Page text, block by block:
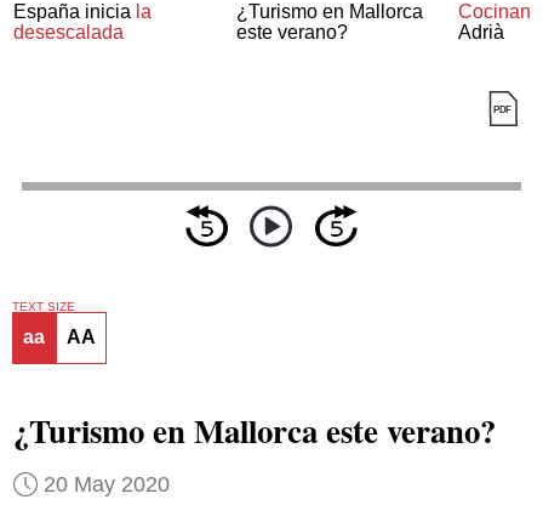
España inicia la
desescalada
¿Turismo en Mallorca
este verano?
Adrià
TEXT SIZE
aa AA
¿Turismo en Mallorca este verano?
20 May 2020